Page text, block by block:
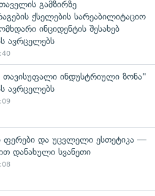
გამზირზე
ქსელების სარეაბილიტაციო
ინციდენტის შესახებ
ავრცელებს
თავისუფალი ინდუსტრიული ზონა"
ავრცელებს
ფერები და უცვლელი ესთეტიკა —
დანახული სვანეთი